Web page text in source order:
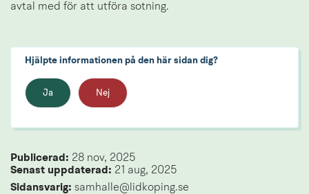
avtal med för att utföra sotning.
Hjälpte informationen på den här sidan dig?
Ja Nej
Publicerad: 28 nov, 2025
Senast uppdaterad: 21 aug, 2025
Sidansvarig: samhalle@lidkoping.se